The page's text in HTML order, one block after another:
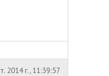
2014 г., 11:39:57